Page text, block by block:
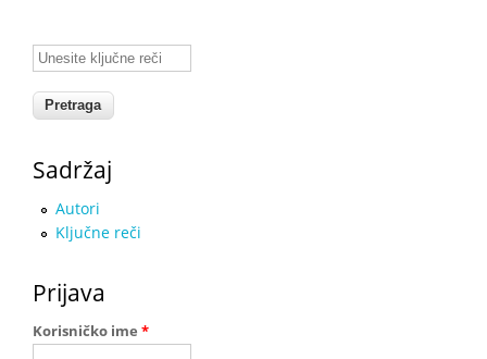
Unesite ključne reči
Sadržaj
Autori
Ključne reči
Prijava
Korisničko ime *